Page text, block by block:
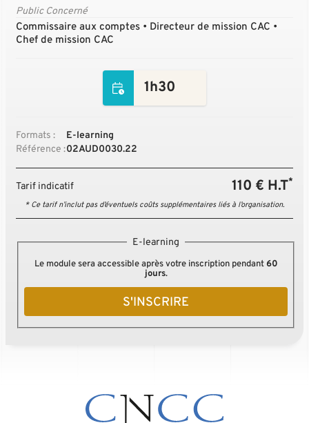
Public Concerné
Commissaire aux comptes • Directeur de mission CAC •
Chef de mission CAC
1h30
Formats :
E-learning
Référence :02AUD0030.22
Tarif indicatif 110 € H.T*
* Ce tarif n’inclut pas d’éventuels coûts supplémentaires liés à l’organisation.
E-learning
Le module sera accessible après votre inscription pendant60
jours.
S'INSCRIRE